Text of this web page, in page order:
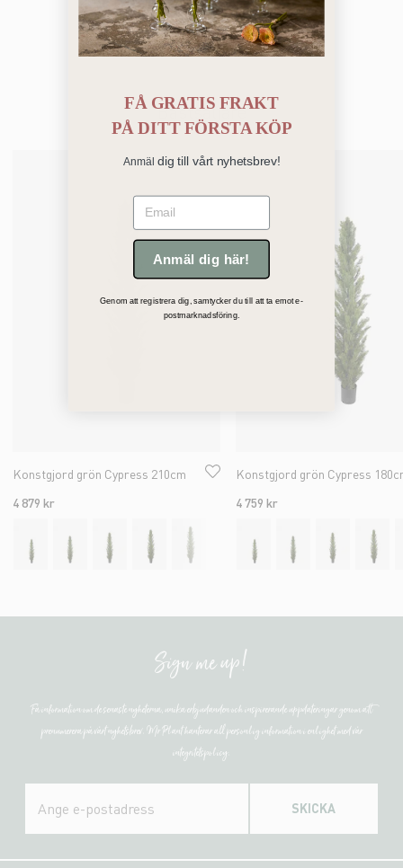
Bästsäljare
Konstgjord grön Cypress 210cm
4 879 kr
Konstgjord grön Cypress
4 759 kr
Sign me up!
Få information om de senaste nyheterna, unika erbjudanden och inspirerande uppdateringar genom att
prenumerera på vårt nyhetsbrev. Mr Plant hanterar all personlig information i enlighet med vår
integritetspolicy.
SKICKA
FÅ GRATIS FRAKT
PÅDITT FÖRSTA KÖP
Anmäl dig till vårt nyhetsbrev!
Email
Anmäl dig här!
Genom att registrera dig, samtycker du till att ta emot e-
postmarknadsföring.